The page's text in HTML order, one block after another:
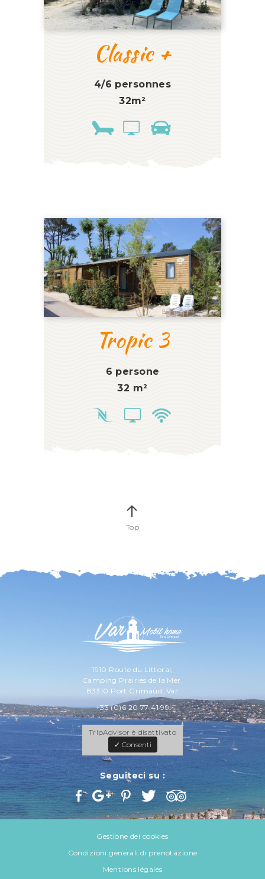
Classic +
4/6 personnes
32m²
Tropic 3
6 persone
32 m²
Top
1910 Route du Littoral,
Camping Prairies de la Mer,
83310 Port Grimaud, Var
+33 (0)6 20 77 41 99
TripAdvisor è disattivato
✓ Consenti
Seguiteci su :
Gestione dei cookies
Condizioni generali di prenotazione
Mentions légales